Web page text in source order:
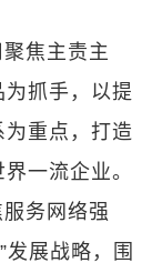
焦主责主
抓手，以提
重点，打造
一流企业。
务网络强
发展战略，围